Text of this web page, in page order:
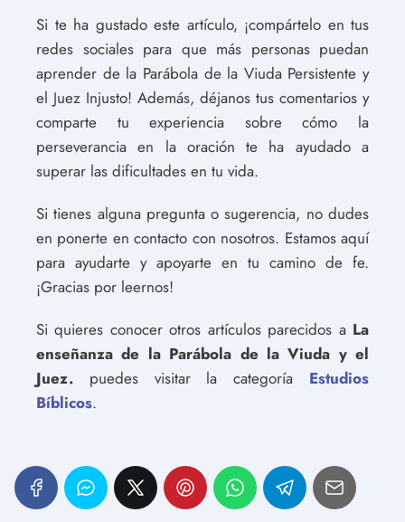
Si te ha gustado este artículo, ¡compártelo en tus
redes sociales para que más personas puedan
aprender de la Parábola de la Viuda Persistente y
el Juez Injusto! Además, déjanos tus comentarios y
comparte tu experiencia sobre cómo la
perseverancia en la oración te ha ayudado a
superar las dificultades en tu vida.
Si tienes alguna pregunta o sugerencia, no dudes
en ponerte en contacto con nosotros. Estamos aquí
para ayudarte y apoyarte en tu camino de fe.
¡Gracias por leernos!
Si quieres conocer otros artículos parecidos a La
enseñanza de la Parábola de la Viuda y el
Juez. puedes visitar la categoría Estudios
Bíblicos.